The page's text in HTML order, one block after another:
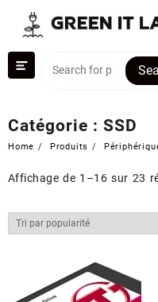
content
Catégorie : SSD
Home Produits
Affichage de 1–16 sur 23